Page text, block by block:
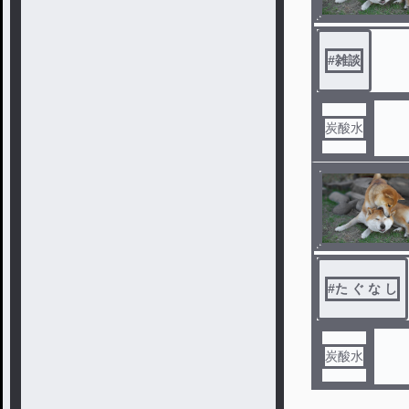
#雑談
炭酸水
#た ぐ な し
炭酸水